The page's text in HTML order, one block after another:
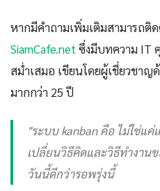
หากมีคำถามเพิ่มเติมสามารถ
SiamCafe.net ซึ่งมีบทความ IT
สม่ำเสมอ เขียนโดยผู้เชี่ยวชา
มากกว่า 25 ปี
"ระบบ kanban คือ ไม่ใช่แ
เปลี่ยนวิธีคิดและวิธีทำงาน
วันนี้ดีกว่ารอพรุ่งนี้